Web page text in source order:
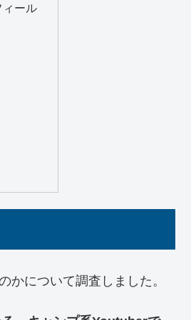
ール
かについて調査しました。